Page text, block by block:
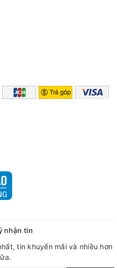
nhận tin
tin khuyến mãi và nhiều hơn